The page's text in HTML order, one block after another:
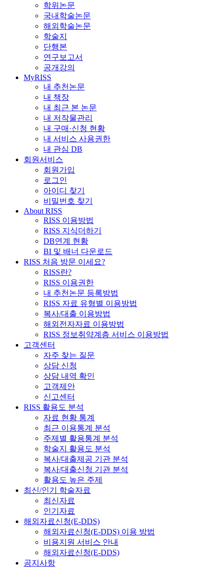
학위논문
국내학술논문
해외학술논문
학술지
단행본
연구보고서
공개강의
MyRISS
내 추천논문
내 책장
내 최근 본 논문
내 저작물관리
내 구매·신청 현황
내 서비스 사용권한
내 관심 DB
회원서비스
회원가입
로그인
아이디 찾기
비밀번호 찾기
About RISS
RISS 이용방법
RISS 지식더하기
DB연계 현황
BI 및 배너 다운로드
RISS 처음 방문 이세요?
RISS란?
RISS 이용권한
내 추천논문 등록방법
RISS 자료 유형별 이용방법
복사/대출 이용방법
해외전자자료 이용방법
RISS 정보취약계층 서비스 이용방법
고객센터
자주 찾는 질문
상담 신청
상담 내역 확인
고객제안
신고센터
RISS 활용도 분석
자료 현황 통계
최근 이용통계 분석
주제별 활용통계 분석
학술지 활용도 분석
복사/대출제공 기관 분석
복사/대출신청 기관 분석
활용도 높은 주제
최신/인기 학술자료
최신자료
인기자료
해외자료신청(E-DDS)
해외자료신청(E-DDS) 이용 방법
비용지원 서비스 안내
해외자료신청(E-DDS)
공지사항